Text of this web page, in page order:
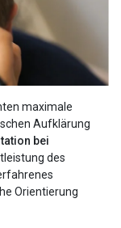
maximale
Aufklärung
bei
des
Orientierung